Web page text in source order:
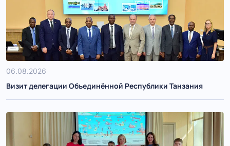
06.08.2026
Визит делегации Объединённой Республики Танзания